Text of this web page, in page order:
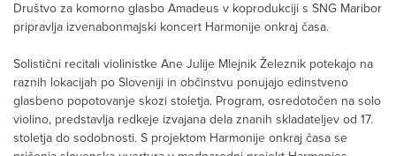
Društvo za komorno glasbo Amadeus v koprodukciji s SNG Maribor
pripravlja izvenabonmajski koncert Harmonije onkraj časa.
Solistični recitali violinistke Ane Julije Mlejnik Železnik potekajo na
raznih lokacijah po Sloveniji in občinstvu ponujajo edinstveno
glasbeno popotovanje skozi stoletja. Program, osredotočen na solo
violino, predstavlja redkeje izvajana dela znanih skladateljev od 17.
stoletja do sodobnosti. S projektom Harmonije onkraj časa se